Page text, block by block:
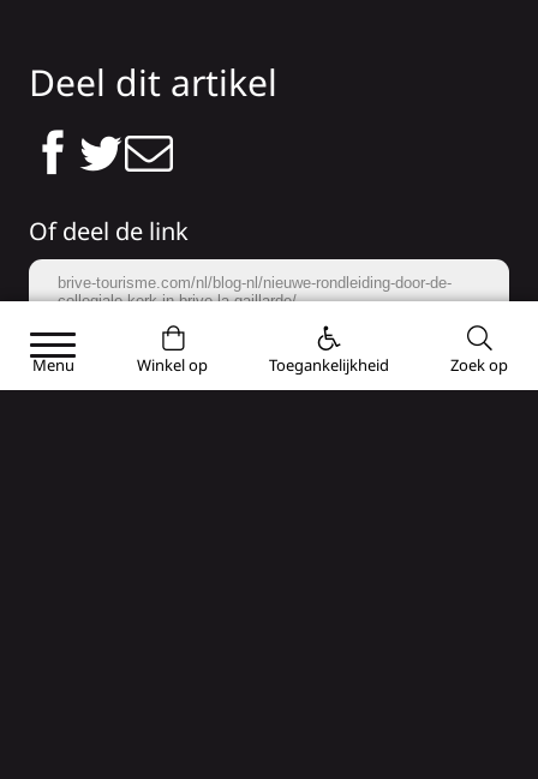
Deel dit artikel
Of deel de link
brive-tourisme.com/nl/blog-nl/nieuwe-rondleiding-door-de-
collegiale-kerk-in-brive-la-gaillarde/
Menu Winkel op Toegankelijkheid Zoek op